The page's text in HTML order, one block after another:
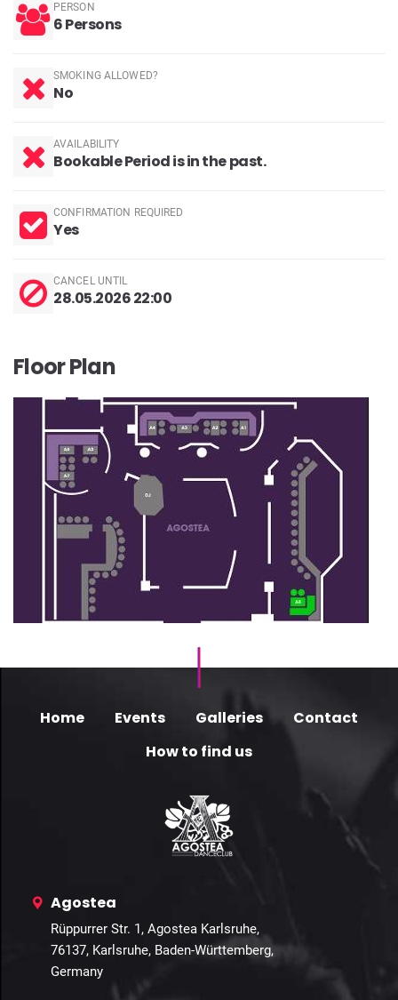
PERSON
6 Persons
SMOKING ALLOWED?
No
AVAILABILITY
Bookable Period is in the past.
CONFIRMATION REQUIRED
Yes
CANCEL UNTIL
28.05.2026 22:00
Floor Plan
Home Events Galleries
Contact
How to find us
Agostea
Rüppurrer Str. 1, Agostea Karlsruhe,
76137, Karlsruhe, Baden-Württemberg,
Germany